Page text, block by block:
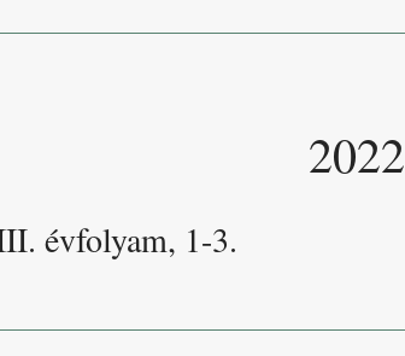
2022
évfolyam, 1-3.